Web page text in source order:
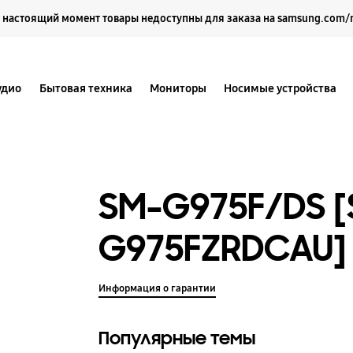
настоящий момент товары недоступны для заказа на samsung.com/
Бытовая техника Мониторы Носимые устройства
SM-G975F/DS
G975FZRDCAU]
Информация о гарантии
Популярные темы